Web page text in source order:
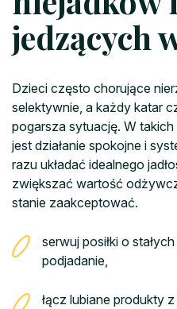
jedzących
Dzieci często chorujące
selektywnie, a każdy katar
pogarsza sytuację. W
jest działanie spokojne i
razu układać idealnego
zwiększać wartość
stanie zaakceptować.
serwuj posiłki o
podjadanie,
łącz lubiane produkty